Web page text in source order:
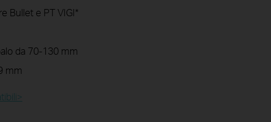
Bullet e PT VIGI*
da 70-130 mm
mm